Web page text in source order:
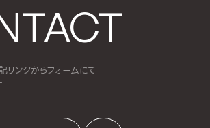
ンクからフォームにて